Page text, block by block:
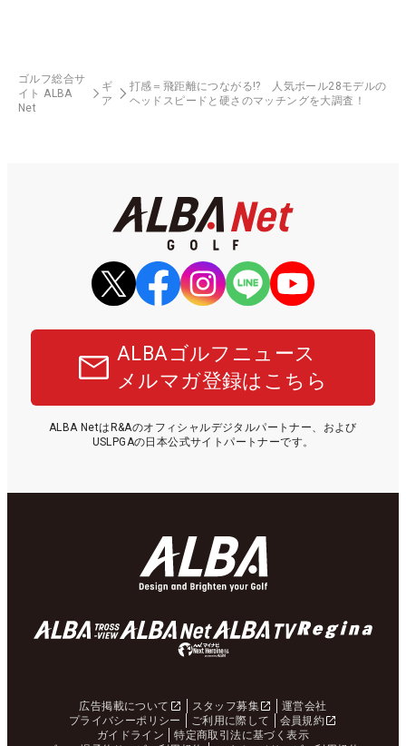
ゴルフ総合サ
イト ALBA
Net
ギ
ア
打感＝飛距離につながる!? 人気ボール28モデルの
ヘッドスピードと硬さのマッチングを大調査！
ALBAゴルフニュース
メルマガ登録はこちら
ALBA NetはR&Aのオフィシャルデジタルパートナー、および
USLPGAの日本公式サイトパートナーです。
広告掲載について スタッフ募集
運営会社
プライバシーポリシー
ご利用に際して
会員規約
ガイドライン
特定商取引法に基づく表示